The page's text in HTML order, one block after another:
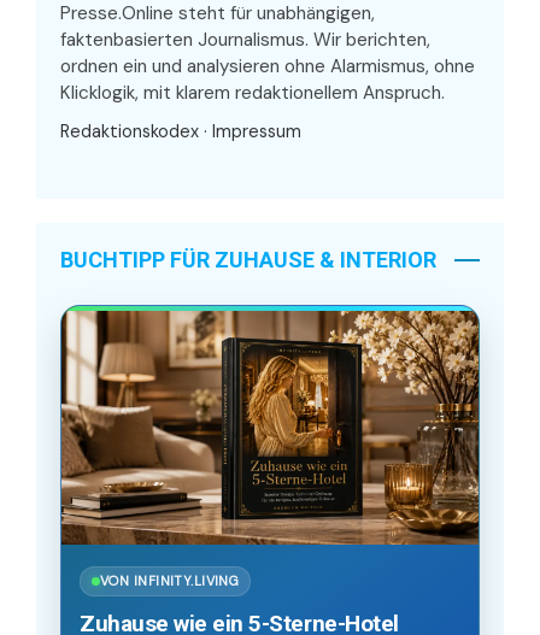
Presse.Online steht für unabhängigen,
faktenbasierten Journalismus. Wir berichten,
ordnen ein und analysieren ohne Alarmismus, ohne
Klicklogik, mit klarem redaktionellem Anspruch.
Redaktionskodex · Impressum
BUCHTIPP FÜR ZUHAUSE & INTERIOR
VON INFINITY.LIVING
Zuhause wie ein 5-Sterne-Hotel